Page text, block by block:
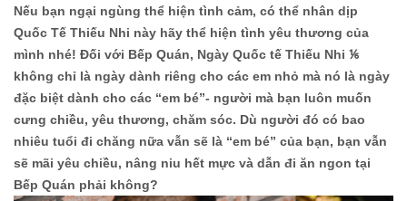
Nếu bạn ngại ngùng thể hiện tình cảm, có thể nhân dịp
Quốc Tế Thiếu Nhi này hãy thể hiện tình yêu thương của
mình nhé! Đối với Bếp Quán, Ngày Quốc tế Thiếu Nhi ⅙
không chỉ là ngày dành riêng cho các em nhỏ mà nó là ngày
đặc biệt dành cho các “em bé”- người mà bạn luôn muốn
cưng chiều, yêu thương, chăm sóc. Dù người đó có bao
nhiêu tuổi đi chăng nữa vẫn sẽ là “em bé” của bạn, bạn vẫn
sẽ mãi yêu chiều, nâng niu hết mực và dẫn đi ăn ngon tại
Bếp Quán phải không?